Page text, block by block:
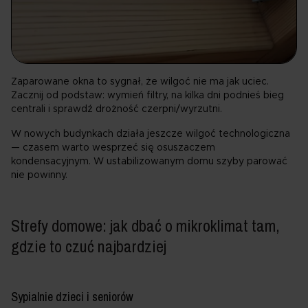
Zaparowane okna to sygnał, że wilgoć nie ma jak uciec.
Zacznij od podstaw: wymień filtry, na kilka dni podnieś bieg
centrali i sprawdź drożność czerpni/wyrzutni.
W nowych budynkach działa jeszcze wilgoć technologiczna
— czasem warto wesprzeć się osuszaczem
kondensacyjnym. W ustabilizowanym domu szyby parować
nie powinny.
Strefy domowe: jak dbać o mikroklimat tam,
gdzie to czuć najbardziej
Sypialnie dzieci i seniorów